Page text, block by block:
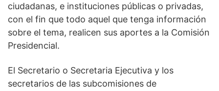
ciudadanas, e instituciones públicas o privadas,
con el fin que todo aquel que tenga información
sobre el tema, realicen sus aportes a la Comisión
Presidencial.
El Secretario o Secretaria Ejecutiva y los
secretarios de las subcomisiones de